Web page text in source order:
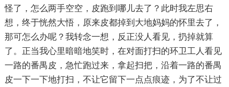
怪了，怎么两手空空，皮跑到哪儿去了？此时我左思右
想，终于恍然大悟，原来皮都掉到大地妈妈的怀里去了，
那可怎么办呢？我转念一想，反正没人看见，扔掉就算
了。正当我心里暗暗地笑时，在对面打扫的环卫工人看见
一路的番禺皮，急忙跑过来，拿起扫把，沿着一路的番禺
皮一下一下地打扫，不让它留下一点点痕迹，为了不让过